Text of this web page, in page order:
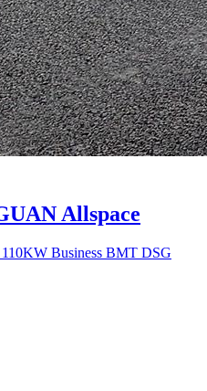
Allspace
Business BMT DSG